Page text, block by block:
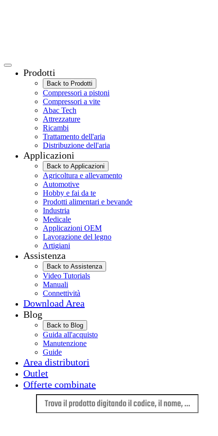
Prodotti
Back to Prodotti
Compressori a pistoni
Compressori a vite
Abac Tech
Attrezzature
Ricambi
Trattamento dell'aria
Distribuzione dell'aria
Applicazioni
Back to Applicazioni
Agricoltura e allevamento
Automotive
Hobby e fai da te
Prodotti alimentari e bevande
Industria
Medicale
Applicazioni OEM
Lavorazione del legno
Artigiani
Assistenza
Back to Assistenza
Video Tutorials
Manuali
Connettività
Download Area
Blog
Back to Blog
Guida all'acquisto
Manutenzione
Guide
Area distributori
Outlet
Offerte combinate